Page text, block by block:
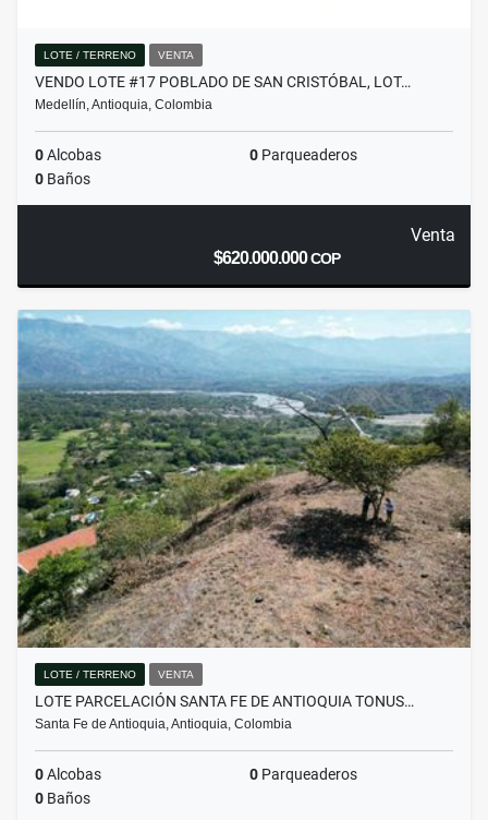
LOTE / TERRENO VENTA
VENDO LOTE #17 POBLADO DE SAN CRISTÓBAL, LOT…
Medellín, Antioquia, Colombia
0Alcobas 0 Parqueaderos
0 Baños
Venta
$620.000.000COP
LOTE / TERRENO VENTA
LOTE PARCELACIÓN SANTA FE DE ANTIOQUIA TONUS…
Santa Fe de Antioquia, Antioquia, Colombia
0Alcobas 0 Parqueaderos
0 Baños